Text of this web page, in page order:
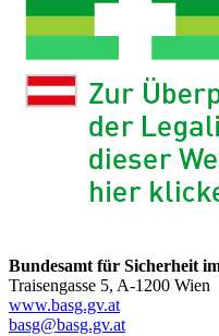
Bundesamt für Sicherheit
Traisengasse 5, A-1200 Wien
www.basg.gv.at
basg@basg.gv.at